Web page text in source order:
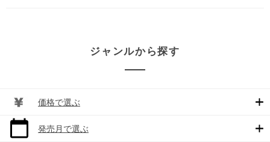
ジャンルから探す
価格で選ぶ
発売月で選ぶ